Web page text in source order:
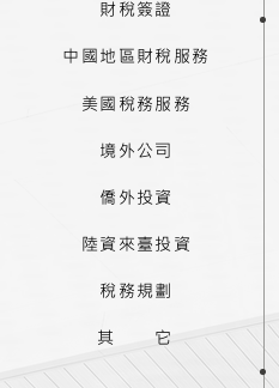
財稅簽證
中國地區財稅服務
美國稅務服務
境外公司
僑外投資
陸資來臺投資
稅務規劃
其 它